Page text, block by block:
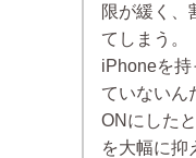
限が緩く、
てしまう。
iPhoneを持
ていないん
ONにした
を大幅に抑